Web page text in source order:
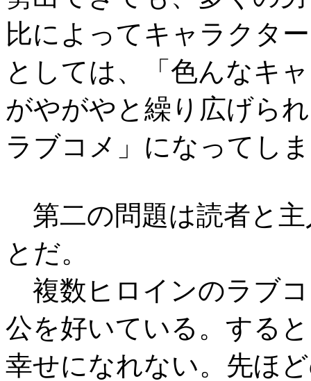
比によってキャラクタ
としては、「色んなキ
がやがやと繰り広げら
ラブコメ」になってし
第二の問題は読者と
とだ。
複数ヒロインのラブ
公を好いている。する
幸せになれない。先ほ